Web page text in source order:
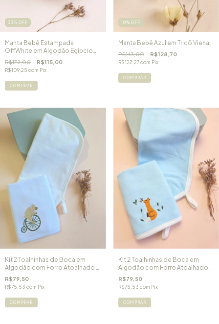
33% OFF
Manta Bebê Estampada
OffWhite em Algodão Egípcio
Mini Cogumelos
R$172,00 R$115,00
R$109,25 com Pix
COMPRAR
10% OFF
Manta Bebê Azul em Tricô Viena
R$143,00 R$128,70
R$122,27com Pix
COMPRAR
Kit 2 Toalhinhas de Boca em
Algodão com Forro Atoalhado -
Branca
R$79,50
R$75,53 com Pix
COMPRAR
Kit 2 Toalhinhas de Boca em
Algodão com Forro Atoalhado -
Azul
R$79,50
R$75,53 com Pix
COMPRAR